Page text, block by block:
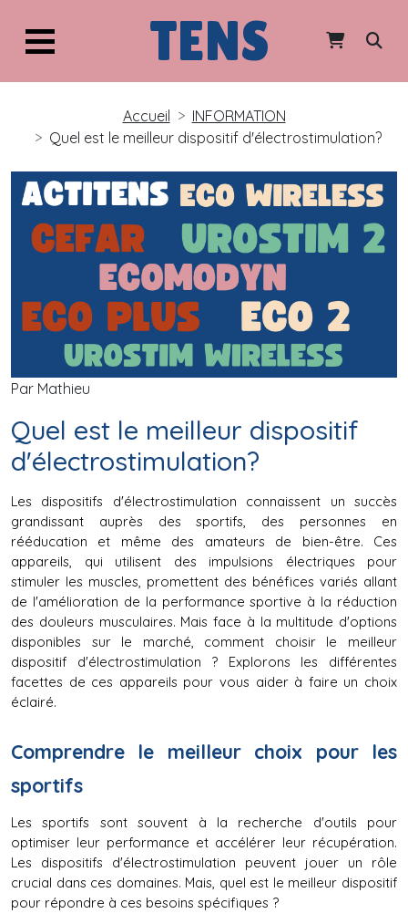
TENS
Accueil
INFORMATION
Quel est le meilleur dispositif d'électrostimulation?
Par Mathieu
Quel est le meilleur dispositif
d'électrostimulation?
Les dispositifs d'électrostimulation connaissent un succès
grandissant auprès des sportifs, des personnes en
rééducation et même des amateurs de bien-être. Ces
appareils, qui utilisent des impulsions électriques pour
stimuler les muscles, promettent des bénéfices variés allant
de l'amélioration de la performance sportive à la réduction
des douleurs musculaires. Mais face à la multitude d'options
disponibles sur le marché, comment choisir le meilleur
dispositif d'électrostimulation ? Explorons les différentes
facettes de ces appareils pour vous aider à faire un choix
éclairé.
Comprendre le meilleur choix pour les
sportifs
Les sportifs sont souvent à la recherche d'outils pour
optimiser leur performance et accélérer leur récupération.
Les dispositifs d'électrostimulation peuvent jouer un rôle
crucial dans ces domaines. Mais, quel est le meilleur dispositif
pour répondre à ces besoins spécifiques ?